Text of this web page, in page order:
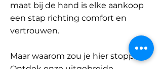
maat bij de hand is elke aankoop
een stap richting comfort en
vertrouwen.
Maar waarom zou je hier stoppen?
Ontdek onze uitgebreide